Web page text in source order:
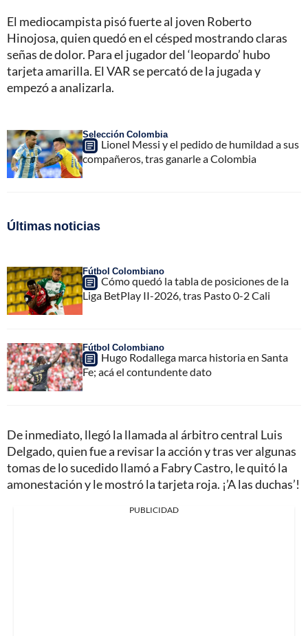
El mediocampista pisó fuerte al joven Roberto
Hinojosa, quien quedó en el césped mostrando claras
señas de dolor. Para el jugador del ‘leopardo’ hubo
tarjeta amarilla. El VAR se percató de la jugada y
empezó a analizarla.
Selección Colombia
Lionel Messi y el pedido de humildad a sus
compañeros, tras ganarle a Colombia
Últimas noticias
Fútbol Colombiano
Cómo quedó la tabla de posiciones de la
Liga BetPlay II-2026, tras Pasto 0-2 Cali
Fútbol Colombiano
Hugo Rodallega marca historia en Santa
Fe; acá el contundente dato
De inmediato, llegó la llamada al árbitro central Luis
Delgado, quien fue a revisar la acción y tras ver algunas
tomas de lo sucedido llamó a Fabry Castro, le quitó la
amonestación y le mostró la tarjeta roja. ¡’A las duchas’!
PUBLICIDAD